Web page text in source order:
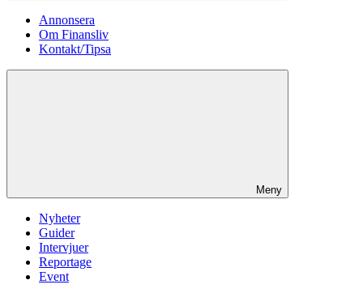
Annonsera
Om Finansliv
Kontakt/Tipsa
Meny
Nyheter
Guider
Intervjuer
Reportage
Event